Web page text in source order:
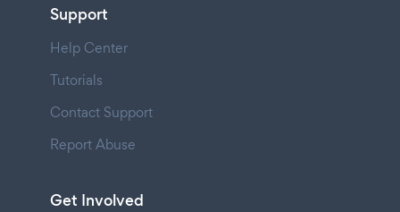
Support
Help Center
Tutorials
Contact Support
Report Abuse
Get Involved